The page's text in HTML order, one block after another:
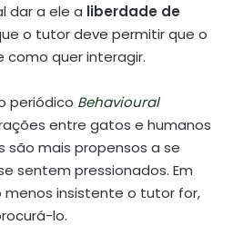
dar a ele a liberdade de
o tutor deve permitir que o
como quer interagir.
periódico Behavioural
entre gatos e humanos
são mais propensos a se
sentem pressionados. Em
insistente o tutor for,
lo.